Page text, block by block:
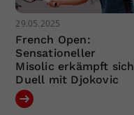
29.05.2025
French Open:
Sensationeller
Misolic erkämpft sich
Duell mit Djokovic